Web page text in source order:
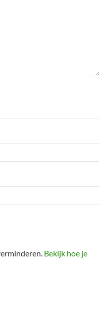
Bekijk hoe je